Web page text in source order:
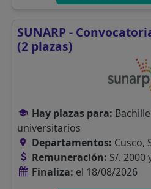
SUNARP -
(2 plazas)
Hay plazas para:
universitarios
Departamentos: Cusco,
Remuneración: S/. 2000
Finaliza: el 18/08/2026